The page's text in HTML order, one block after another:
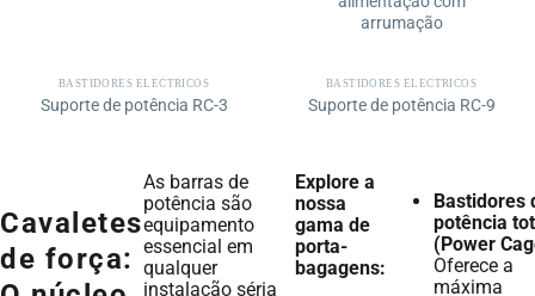
arrumação
BASTIDORES ELÉCTRICOS
Suporte de potência RC-3
BASTIDORES ELÉCTRICOS
Suporte de potência RC-9
Cavaletes
de força:
As barras de
potência são
equipamento
essencial em
qualquer
instalação séria
Explore a
nossa
gama de
porta-
bagagens:
Bastidores
potência
(Power
Oferece a
máxima